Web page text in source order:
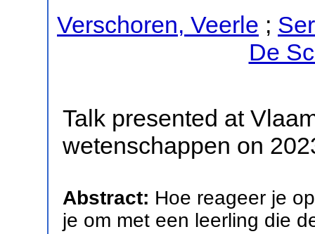
Verschoren, Veerle ;
De
Talk presented at
wetenschappen on
Abstract: Hoe reageer je
je om met een leerling die